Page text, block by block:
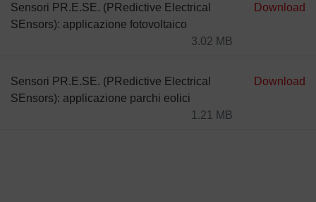
Sensori PR.E.SE. (PRedictive Electrical
SEnsors): applicazione fotovoltaico
3.02 MB
Download
Sensori PR.E.SE. (PRedictive Electrical
SEnsors): applicazione parchi eolici
1.21 MB
Download